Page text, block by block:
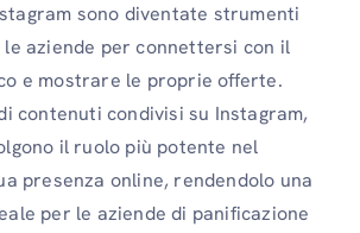
sono diventate strumenti
aziende per connettersi con il
e mostrare le proprie offerte.
contenuti condivisi su Instagram,
il ruolo più potente nel
presenza online, rendendolo una
per le aziende di panificazione